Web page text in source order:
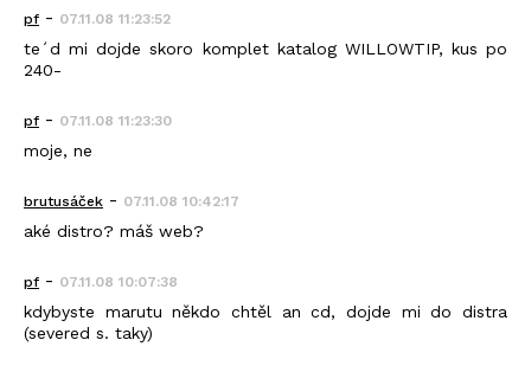
pf - 07.11.08 11:23:52
te´d mi dojde skoro komplet katalog WILLOWTIP, kus po
240-
pf - 07.11.08 11:23:30
moje, ne
brutusáček - 07.11.08 10:42:17
aké distro? máš web?
pf - 07.11.08 10:07:38
kdybyste marutu někdo chtěl an cd, dojde mi do distra
(severed s. taky)